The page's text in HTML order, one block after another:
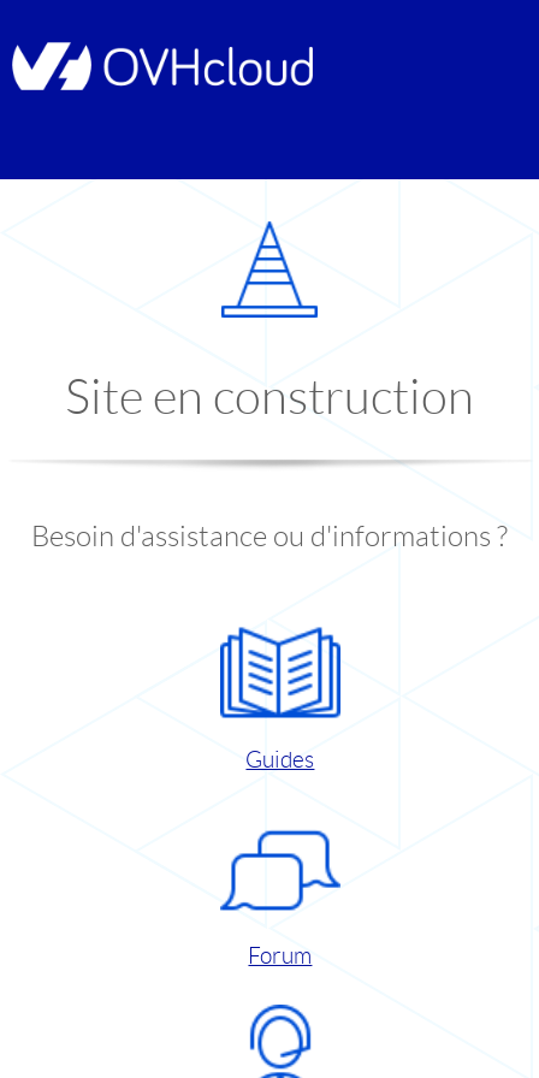
Site en construction
Besoin d'assistance ou d'informations ?
Guides
Forum